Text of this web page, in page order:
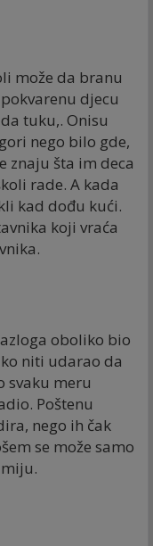
može da branu
djecu
tuku,. Onisu
nego bilo gde,
znaju šta im deca
rade. A kada
kad dođu kući.
koji vraća
oboliko bio
niti udarao da
svaku meru
Poštenu
nego ih čak
se može samo